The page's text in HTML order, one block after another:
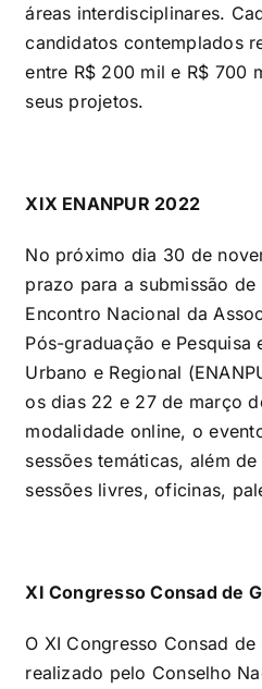
áreas interdisciplinares.
candidatos contemplados
entre R$ 200 mil e R$ 700
seus projetos.
XIX ENANPUR 2022
No próximo dia 30 de
prazo para a submissão
Encontro Nacional da
Pós-graduação e Pesquisa
Urbano e Regional
os dias 22 e 27 de março
modalidade online, o
sessões temáticas, além
sessões livres, oficinas,
XI Congresso Consad de
O XI Congresso Consad de
realizado pelo Conselho